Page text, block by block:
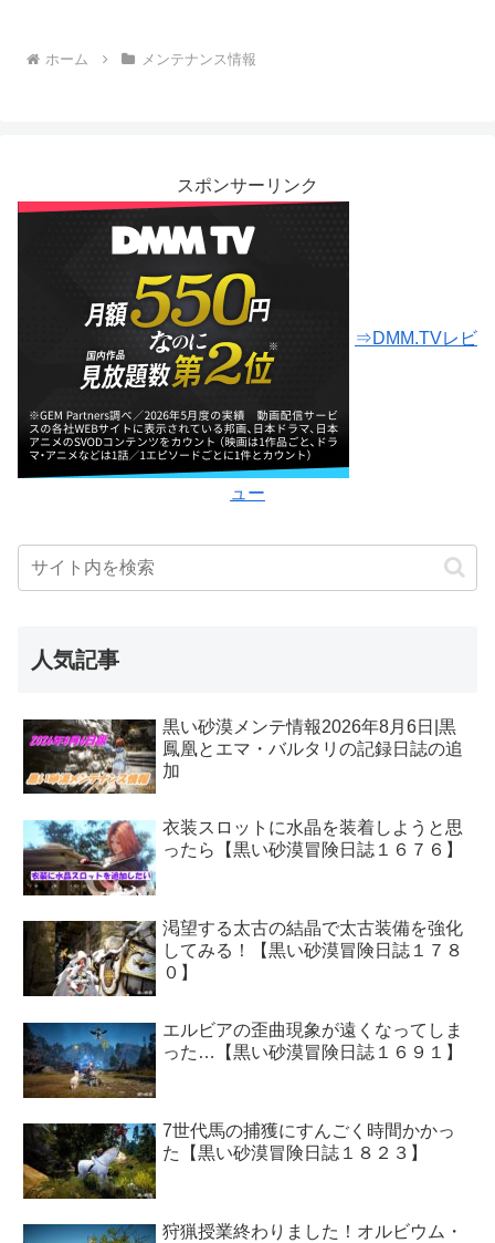
ホーム メンテナンス情報
スポンサーリンク
⇒DMM.TVレビ
ュー
人気記事
黒い砂漠メンテ情報2026年8月6日|黒
鳳凰とエマ・バルタリの記録日誌の追
加
衣装スロットに水晶を装着しようと思
ったら【黒い砂漠冒険日誌１６７６】
渇望する太古の結晶で太古装備を強化
してみる！【黒い砂漠冒険日誌１７８
０】
エルビアの歪曲現象が遠くなってしま
った…【黒い砂漠冒険日誌１６９１】
7世代馬の捕獲にすんごく時間かかっ
た【黒い砂漠冒険日誌１８２３】
狩猟授業終わりました！オルビウム・